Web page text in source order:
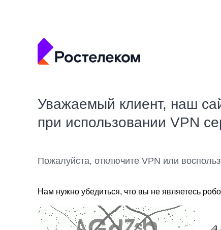
Уважаемый клиент, наш
при использовании VPN
Пожалуйста, отключите VPN или
Нам нужно убедиться, что вы не являетесь